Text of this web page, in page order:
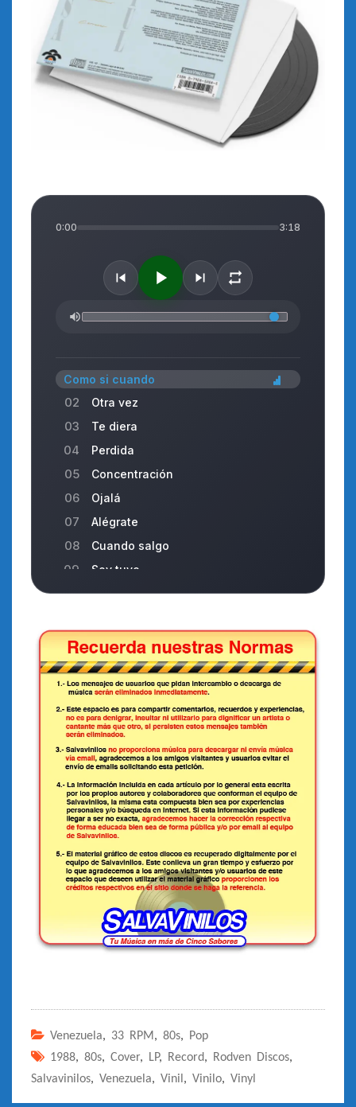
0:00 3:18
Como si cuando
02 Otra vez
03 Te diera
04 Perdida
05 Concentración
06 Ojalá
07 Alégrate
08 Cuando salgo
09 Soy tuyo
10 Los normales
12 Amistacet
Venezuela, 33 RPM , 80s,
Pop
1988, 80s, Cover, LP, Record, Rodven Discos,
Salvavinilos, Venezuela, Vinil , Vinilo, Vinyl